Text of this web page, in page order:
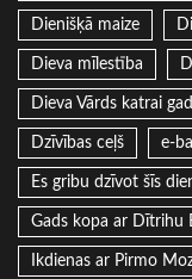
Dienišķā maize
Dieva mīlestība
Dieva Vārds katrai
Dzīvības ceļš e-
Es gribu dzīvot šīs
Gads kopa ar Dītrihu
Ikdienas ar Pirmo